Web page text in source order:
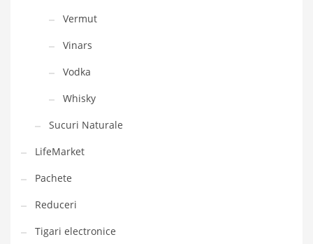
Vermut
Vinars
Vodka
Whisky
Sucuri Naturale
LifeMarket
Pachete
Reduceri
Tigari electronice